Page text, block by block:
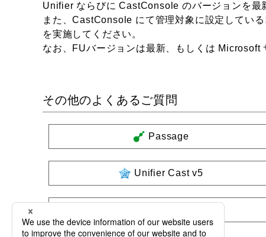
Unifier ならびに CastConsole のバージョンを最
また、CastConsole にて管理対象に設定してい
を実施してください。
なお、FUバージョンは最新、もしくは Microsoft
その他のよくあるご質問
Passage
Unifier Cast v5